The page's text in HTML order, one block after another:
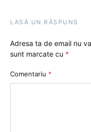
LASĂ UN RĂSPUNS
Adresa ta de email nu
sunt marcate cu *
Comentariu *